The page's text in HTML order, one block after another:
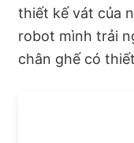
thiết kế vát của
robot mình trải
chân ghế có